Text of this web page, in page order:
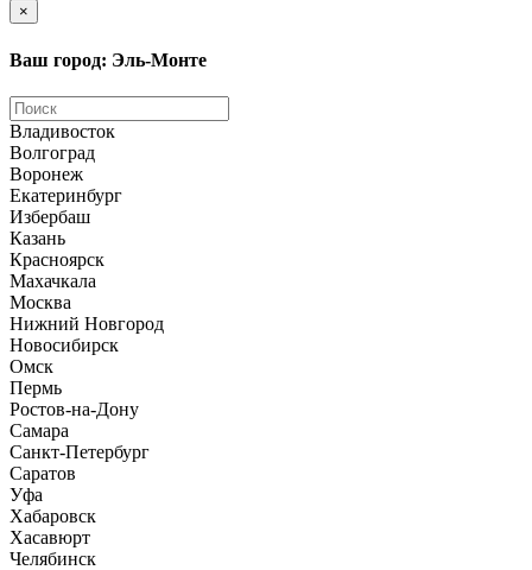
×
Ваш город: Эль-Монте
Владивосток
Волгоград
Воронеж
Екатеринбург
Избербаш
Казань
Красноярск
Махачкала
Москва
Нижний Новгород
Новосибирск
Омск
Пермь
Ростов-на-Дону
Самара
Санкт-Петербург
Саратов
Уфа
Хабаровск
Хасавюрт
Челябинск